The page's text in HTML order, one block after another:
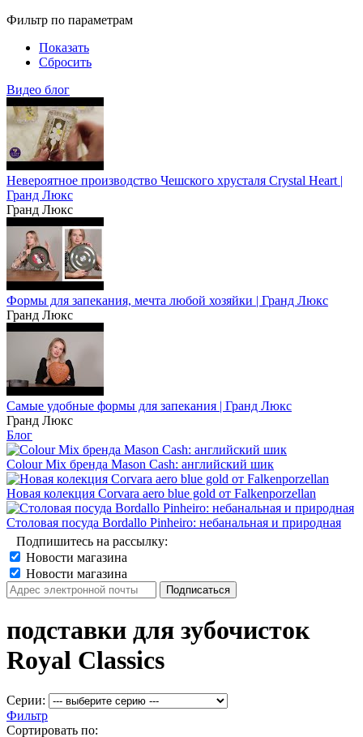
Фильтр по параметрам
Показать
Сбросить
Видео блог
Невероятное производство Чешского хрусталя Crystal Heart |
Гранд Люкс
Гранд Люкс
Формы для запекания, мечта любой хозяйки | Гранд Люкс
Гранд Люкс
Самые удобные формы для запекания | Гранд Люкс
Гранд Люкс
Блог
Colour Mix бренда Mason Cash: английский шик
Новая колекция Corvara aero blue gold от Falkenporzellan
Столовая посуда Bordallo Pinheiro: небанальная и природная
Подпишитесь на рассылку:
Новости магазина
Новости магазина
подставки для зубочисток
Royal Classics
Серии:
Фильтр
Сортировать по: